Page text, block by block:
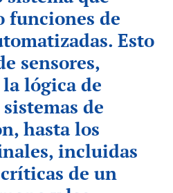
funciones de
Esto
sensores,
lógica de
de
hasta los
incluidas
de un